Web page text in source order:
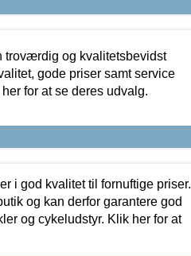
troværdig og kvalitetsbevidst
gode priser samt service
for at se deres udvalg.
i god kvalitet til fornuftige priser.
og kan derfor garantere god
og cykeludstyr. Klik her for at